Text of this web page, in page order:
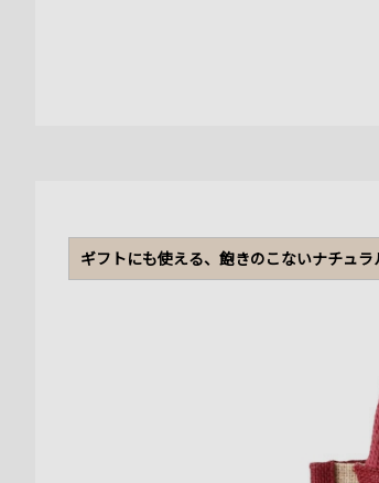
ギフトにも使える、飽きのこないナチュ